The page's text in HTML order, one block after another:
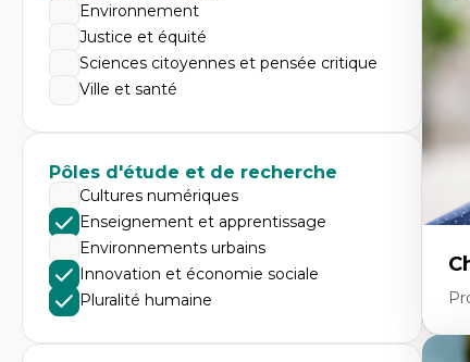
Environnement
Justice et équité
Sciences citoyennes et pensée critique
Ville et santé
Pôles d'étude et de recherche
Cultures numériques
Enseignement et apprentissage
Environnements urbains
Innovation et économie sociale
Pluralité humaine